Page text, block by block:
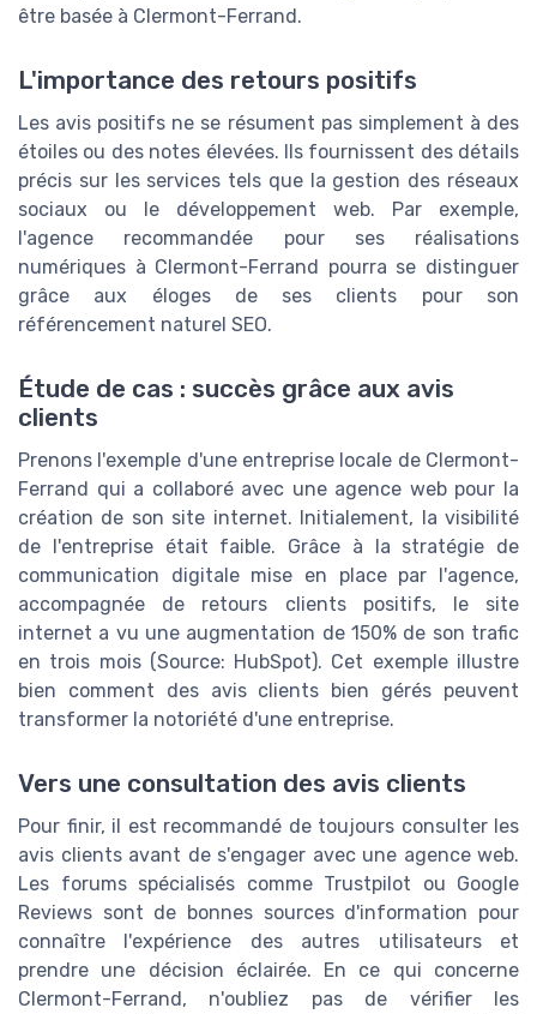
être basée à Clermont-Ferrand.
L'importance des retours positifs
Les avis positifs ne se résument pas simplement à des
étoiles ou des notes élevées. Ils fournissent des détails
précis sur les services tels que la gestion des réseaux
sociaux ou le développement web. Par exemple,
l'agence recommandée pour ses réalisations
numériques à Clermont-Ferrand pourra se distinguer
grâce aux éloges de ses clients pour son
référencement naturel SEO.
Étude de cas : succès grâce aux avis
clients
Prenons l'exemple d'une entreprise locale de Clermont-
Ferrand qui a collaboré avec une agence web pour la
création de son site internet. Initialement, la visibilité
de l'entreprise était faible. Grâce à la stratégie de
communication digitale mise en place par l'agence,
accompagnée de retours clients positifs, le site
internet a vu une augmentation de 150% de son trafic
en trois mois (Source: HubSpot). Cet exemple illustre
bien comment des avis clients bien gérés peuvent
transformer la notoriété d'une entreprise.
Vers une consultation des avis clients
Pour finir, il est recommandé de toujours consulter les
avis clients avant de s'engager avec une agence web.
Les forums spécialisés comme Trustpilot ou Google
Reviews sont de bonnes sources d'information pour
connaître l'expérience des autres utilisateurs et
prendre une décision éclairée. En ce qui concerne
Clermont-Ferrand, n'oubliez pas de vérifier les